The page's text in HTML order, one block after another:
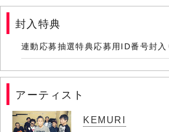
封入特典
連動応募抽選特典応募用ID番号封入
アーティスト
KEMURI